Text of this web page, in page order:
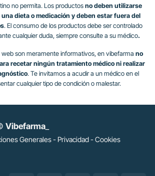
no permita. Los productos no deben utilizarse
dieta o medicación y deben estar fuera del
. El consumo de los productos debe ser controlado
cualquier duda, siempre consulte a su médico.
son meramente informativos, en vibefarma no
recetar ningún tratamiento médico ni realizar
. Te invitamos a acudir a un médico en el
cualquier tipo de condición o malestar.
Vibefarma
Generales- Privacidad-Cookies